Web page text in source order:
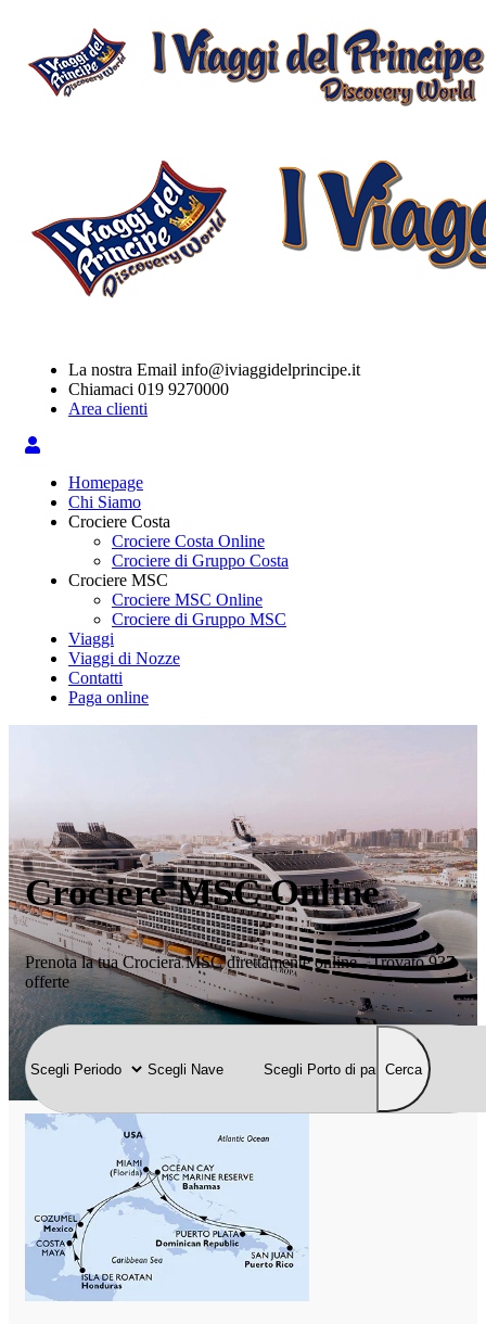
La nostra Email info@iviaggidelprincipe.it
Chiamaci 019 9270000
Area clienti
Homepage
Chi Siamo
Crociere Costa
Crociere Costa Online
Crociere di Gruppo Costa
Crociere MSC
Crociere MSC Online
Crociere di Gruppo MSC
Viaggi
Viaggi di Nozze
Contatti
Paga online
Crociere MSC Online
Prenota la tua Crociera MSC direttamente online - Trovato 937
offerte
Cerca